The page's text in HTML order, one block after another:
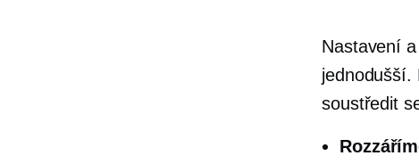
Nastavení
jednodušší.
soustředit